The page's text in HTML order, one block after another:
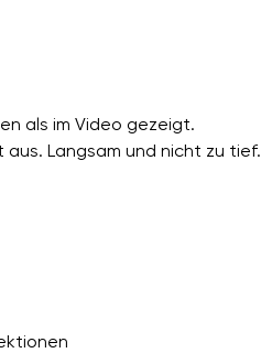
als im Video gezeigt.
Langsam und nicht zu tief.